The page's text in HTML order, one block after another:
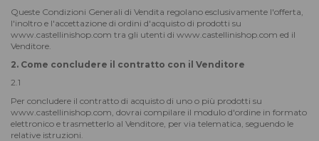
Queste Condizioni Generali di Vendita regolano esclusivamente l'offerta,
l'inoltro e l'accettazione di ordini d'acquisto di prodotti su
www.castellinishop.com tra gli utenti di www.castellinishop.com ed il
Venditore.
2. Come concludere il contratto con il Venditore
2.1
Per concludere il contratto di acquisto di uno o più prodotti su
www.castellinishop.com, dovrai compilare il modulo d'ordine in formato
elettronico e trasmetterlo al Venditore, per via telematica, seguendo le
relative istruzioni.